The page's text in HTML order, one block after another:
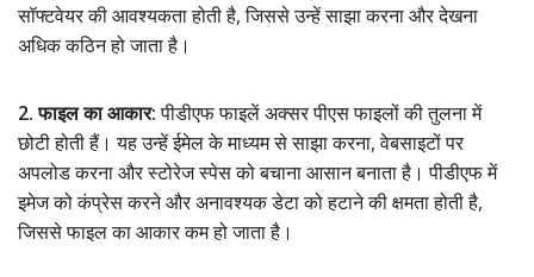
सॉफ्टवेयर की आवश्यकता होती है, जिससे उन्हें साझा करना और देखना
अधिक कठिन हो जाता है।
2. फाइल का आकार:पीडीएफ फाइलें अक्सर पीएस फाइलों की तुलना में
छोटी होती हैं। यह उन्हें ईमेल के माध्यम से साझा करना, वेबसाइटों पर
अपलोड करना और स्टोरेज स्पेस को बचाना आसान बनाता है। पीडीएफ में
इमेज को कंप्रेस करने और अनावश्यक डेटा को हटाने की क्षमता होती है,
जिससे फाइल का आकार कम हो जाता है।